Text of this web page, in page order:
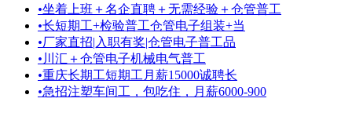
•坐着上班＋名企直聘＋无需经验＋仓管普工
•长短期工+检验普工仓管电子组装+当
•厂家直招|入职有奖|仓管电子普工品
• 川汇＋仓管电子机械电气普工
•重庆长期工短期工月薪15000诚聘长
•急招注塑车间工，包吃住，月薪6000-900